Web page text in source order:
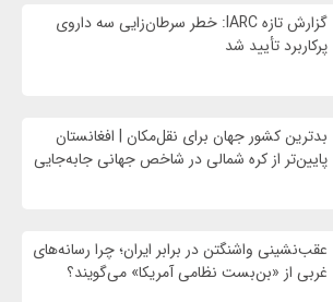
گزارش تازه IARC: خطر سرطان‌زایی سه داروی
پرکاربرد تأیید شد
بدترین کشور جهان برای نقل‌مکان | افغانستان
پایین‌تر از کره شمالی در شاخص جهانی جابه‌جایی
عقب‌نشینی واشنگتن در برابر ایران؛ چرا رسانه‌های
غربی از «بن‌بست نظامی آمریکا» می‌گویند؟